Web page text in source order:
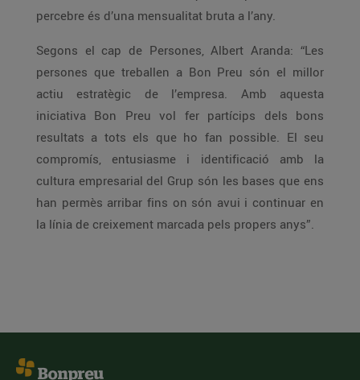
percebre és d’una mensualitat bruta a l’any.
Segons el cap de Persones, Albert Aranda: “Les
persones que treballen a Bon Preu són el millor
actiu estratègic de l’empresa. Amb aquesta
iniciativa Bon Preu vol fer partícips dels bons
resultats a tots els que ho fan possible. El seu
compromís, entusiasme i identificació amb la
cultura empresarial del Grup són les bases que ens
han permès arribar fins on són avui i continuar en
la línia de creixement marcada pels propers anys”.